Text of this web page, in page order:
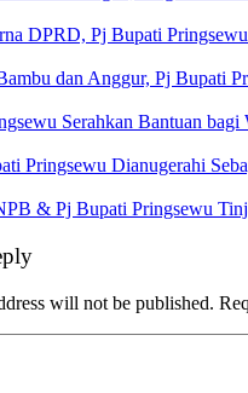
DPRD, Pj Bupati
dan Anggur, Pj Bupati
Serahkan Bantuan
Pringsewu Dianugerahi
& Pj Bupati Pringsewu
will not be published.